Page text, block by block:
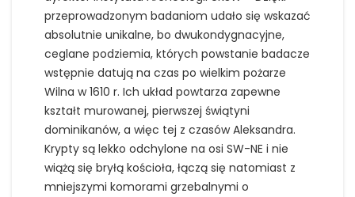
przeprowadzonym badaniom udało się wskazać
absolutnie unikalne, bo dwukondygnacyjne,
ceglane podziemia, których powstanie badacze
wstępnie datują na czas po wielkim pożarze
Wilna w 1610 r. Ich układ powtarza zapewne
kształt murowanej, pierwszej świątyni
dominikanów, a więc tej z czasów Aleksandra.
Krypty są lekko odchylone na osi SW-NE i nie
wiążą się bryłą kościoła, łączą się natomiast z
mniejszymi komorami grzebalnymi o